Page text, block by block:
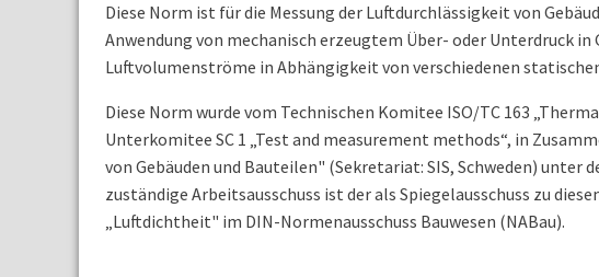
Diese Norm ist für die Messung der Luftdurchlässigkeit von
Anwendung von mechanisch erzeugtem Über- oder Unterdruck
Luftvolumenströme in Abhängigkeit von verschiedenen
Diese Norm wurde vom Technischen Komitee ISO/TC 163
Unterkomitee SC 1 „Test and measurement methods“, in
von Gebäuden und Bauteilen" (Sekretariat: SIS, Schweden)
zuständige Arbeitsausschuss ist der als Spiegelausschuss zu
„Luftdichtheit" im DIN-Normenausschuss Bauwesen (NABau).